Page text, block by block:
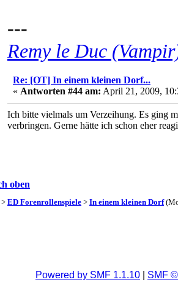
---
Remy le Duc
Re: [OT] In einem kleinen Dorf...
« Antworten #44 am: April 21, 2009,
Ich bitte vielmals um Verzeihung. Es ging
verbringen. Gerne hätte ich schon eher
oben
> ED Forenrollenspiele > In einem kleinen Dorf
Powered by SMF 1.1.10 SMF